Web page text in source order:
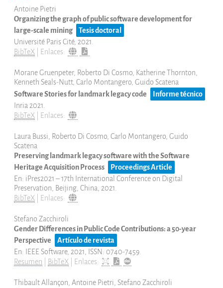
Antoine Pietri
Organizing the graph of public software development for
large-scale mining
Tesis doctoral
Université Paris Cité, 2021.
BibTeX
Enlaces:
Morane Gruenpeter, Roberto Di Cosmo, Katherine Thornton,
Kenneth Seals-Nutt, Carlo Montangero, Guido Scatena
Software Stories for landmark legacy code
Informe técnico
Inria 2021.
BibTeX
Enlaces:
Laura Bussi, Roberto Di Cosmo, Carlo Montangero, Guido
Scatena
Preserving landmark legacy software with the Software
Heritage Acquisition Process
Proceedings Article
En: iPres2021 – 17th International Conference on Digital
Preservation, Beijing, China, 2021.
BibTeX
Enlaces:
Stefano Zacchiroli
Gender Differences in Public Code Contributions: a 50-year
Perspective
Artículo de revista
En:
IEEE Software, 2021, ISSN: 0740-7459.
Resumen
BibTeX Enlaces:
Thibault Allançon, Antoine Pietri, Stefano Zacchiroli